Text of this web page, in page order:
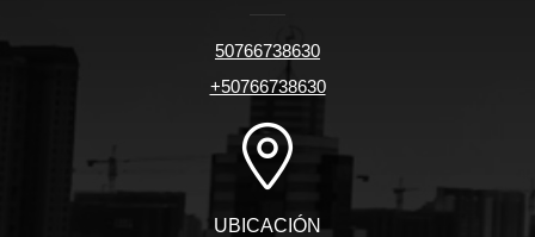
50766738630
+50766738630
UBICACIÓN